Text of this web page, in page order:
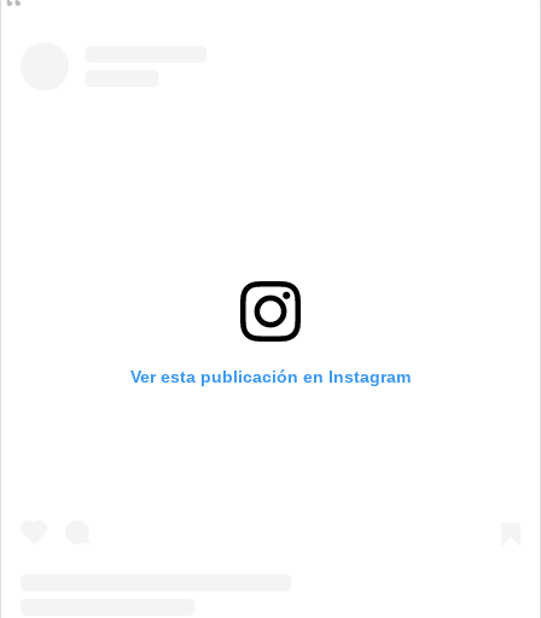
Ver esta publicación en Instagram